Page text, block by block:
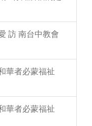
訪 南台中教會
華者必蒙福祉
華者必蒙福祉